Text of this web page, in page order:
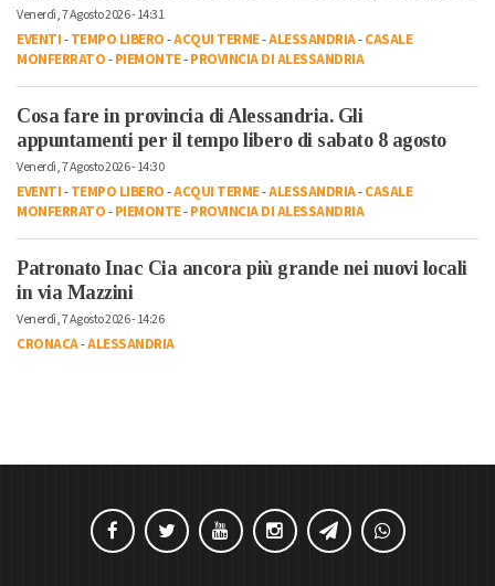
Venerdì, 7 Agosto 2026 - 14:31
EVENTI-TEMPO LIBERO-ACQUI TERME-ALESSANDRIA-CASALE
MONFERRATO-PIEMONTE-PROVINCIA DI ALESSANDRIA
Cosa fare in provincia di Alessandria. Gli
appuntamenti per il tempo libero di sabato 8 agosto
Venerdì, 7 Agosto 2026 - 14:30
EVENTI-TEMPO LIBERO-ACQUI TERME-ALESSANDRIA-CASALE
MONFERRATO-PIEMONTE-PROVINCIA DI ALESSANDRIA
Patronato Inac Cia ancora più grande nei nuovi locali
in via Mazzini
Venerdì, 7 Agosto 2026 - 14:26
CRONACA-ALESSANDRIA